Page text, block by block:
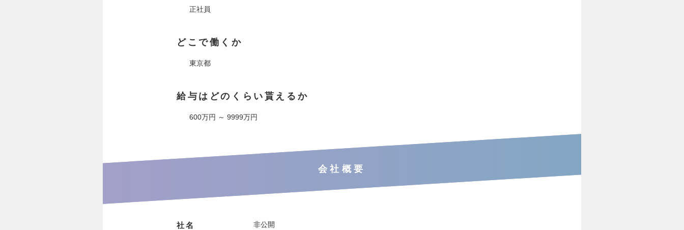
正社員
どこで働くか
東京都
給与はどのくらい貰えるか
600万円 ～ 9999万円
会社概要
社名 非公開